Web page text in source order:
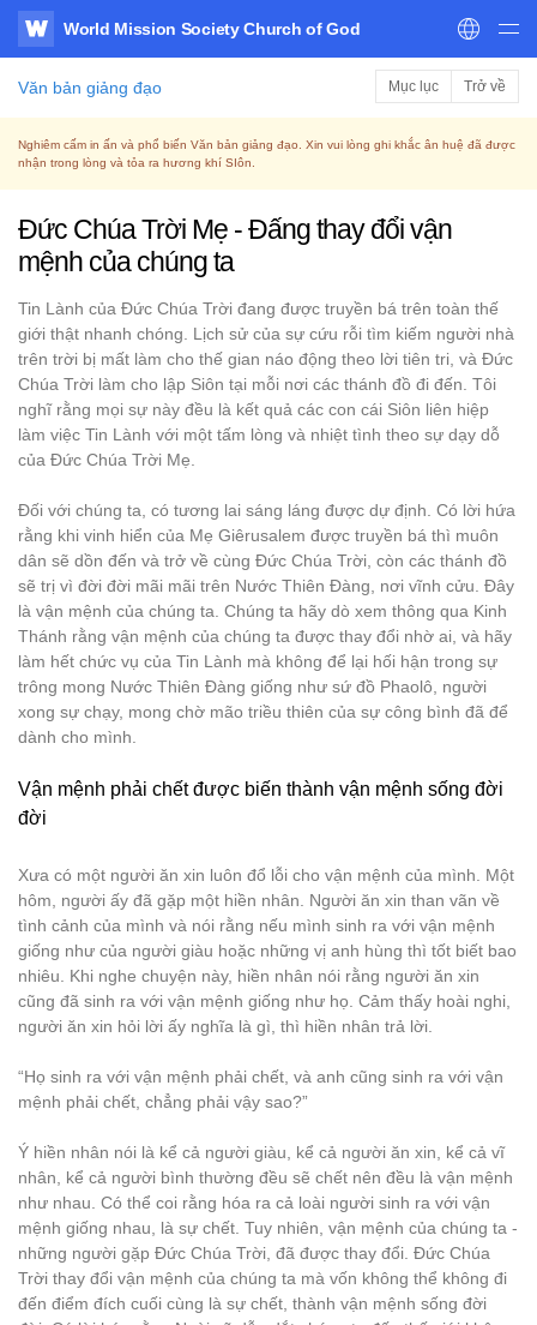
WATV
World Mission Society Church of God
Văn bản giảng đạo Mục lục Trở về
Nghiêm cấm in ấn và phổ biến Văn bản giảng đạo. Xin vui lòng ghi khắc ân huệ đã được
nhận trong lòng và tỏa ra hương khí SIôn.
Đức Chúa Trời Mẹ - Đấng thay đổi vận
mệnh của chúng ta
Tin Lành của Đức Chúa Trời đang được truyền bá trên toàn thế
giới thật nhanh chóng. Lịch sử của sự cứu rỗi tìm kiếm người nhà
trên trời bị mất làm cho thế gian náo động theo lời tiên tri, và Đức
Chúa Trời làm cho lập Siôn tại mỗi nơi các thánh đồ đi đến. Tôi
nghĩ rằng mọi sự này đều là kết quả các con cái Siôn liên hiệp
làm việc Tin Lành với một tấm lòng và nhiệt tình theo sự dạy dỗ
của Đức Chúa Trời Mẹ.
Đối với chúng ta, có tương lai sáng láng được dự định. Có lời hứa
rằng khi vinh hiển của Mẹ Giêrusalem được truyền bá thì muôn
dân sẽ dồn đến và trở về cùng Đức Chúa Trời, còn các thánh đồ
sẽ trị vì đời đời mãi mãi trên Nước Thiên Đàng, nơi vĩnh cửu. Đây
là vận mệnh của chúng ta. Chúng ta hãy dò xem thông qua Kinh
Thánh rằng vận mệnh của chúng ta được thay đổi nhờ ai, và hãy
làm hết chức vụ của Tin Lành mà không để lại hối hận trong sự
trông mong Nước Thiên Đàng giống như sứ đồ Phaolô, người
xong sự chạy, mong chờ mão triều thiên của sự công bình đã để
dành cho mình.
Vận mệnh phải chết được biến thành vận mệnh sống đời
đời
Xưa có một người ăn xin luôn đổ lỗi cho vận mệnh của mình. Một
hôm, người ấy đã gặp một hiền nhân. Người ăn xin than vãn về
tình cảnh của mình và nói rằng nếu mình sinh ra với vận mệnh
giống như của người giàu hoặc những vị anh hùng thì tốt biết bao
nhiêu. Khi nghe chuyện này, hiền nhân nói rằng người ăn xin
cũng đã sinh ra với vận mệnh giống như họ. Cảm thấy hoài nghi,
người ăn xin hỏi lời ấy nghĩa là gì, thì hiền nhân trả lời.
“Họ sinh ra với vận mệnh phải chết, và anh cũng sinh ra với vận
mệnh phải chết, chẳng phải vậy sao?”
Ý hiền nhân nói là kể cả người giàu, kể cả người ăn xin, kể cả vĩ
nhân, kể cả người bình thường đều sẽ chết nên đều là vận mệnh
như nhau. Có thể coi rằng hóa ra cả loài người sinh ra với vận
mệnh giống nhau, là sự chết. Tuy nhiên, vận mệnh của chúng ta -
những người gặp Đức Chúa Trời, đã được thay đổi. Đức Chúa
Trời thay đổi vận mệnh của chúng ta mà vốn không thể không đi
đến điểm đích cuối cùng là sự chết, thành vận mệnh sống đời